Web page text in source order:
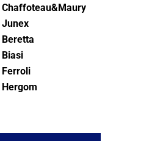
Chaffoteau&Maury
Junex
Beretta
Biasi
Ferroli
Hergom